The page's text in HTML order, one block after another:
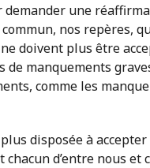
une
nos repères,
doivent plus être
manquements
comme les
disposée à
d’entre nous et